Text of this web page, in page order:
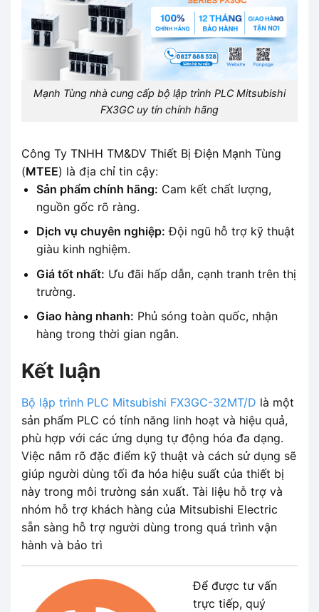
Mạnh Tùng nhà cung cấp bộ lập trình PLC Mitsubishi
FX3GC uy tín chính hãng
Công Ty TNHH TM&DV Thiết Bị Điện Mạnh Tùng
(MTEE) là địa chỉ tin cậy:
Sản phẩm chính hãng: Cam kết chất lượng,
nguồn gốc rõ ràng.
Dịch vụ chuyên nghiệp: Đội ngũ hỗ trợ kỹ thuật
giàu kinh nghiệm.
Giá tốt nhất: Ưu đãi hấp dẫn, cạnh tranh trên thị
trường.
Giao hàng nhanh: Phủ sóng toàn quốc, nhận
hàng trong thời gian ngắn.
Kết luận
Bộ lập trình PLC Mitsubishi FX3GC-32MT/D là một
sản phẩm PLC có tính năng linh hoạt và hiệu quả,
phù hợp với các ứng dụng tự động hóa đa dạng.
Việc nắm rõ đặc điểm kỹ thuật và cách sử dụng sẽ
giúp người dùng tối đa hóa hiệu suất của thiết bị
này trong môi trường sản xuất. Tài liệu hỗ trợ và
nhóm hỗ trợ khách hàng của Mitsubishi Electric
sẵn sàng hỗ trợ người dùng trong quá trình vận
hành và bảo trì
Để được tư vấn
trực tiếp, quý